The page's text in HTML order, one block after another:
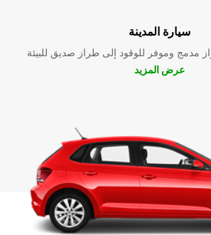
سيارة المدينة
مدمج وموفر للوقود إلى طراز صديق للبيئة
عرض المزيد